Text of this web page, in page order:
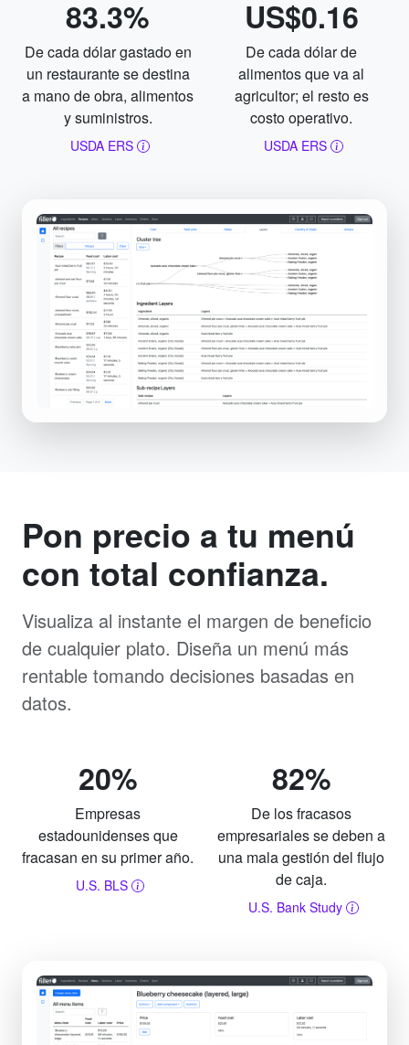
83.3%
De cada dólar gastado en
un restaurante se destina
a mano de obra, alimentos
y suministros.
USDA ERS
US$0.16
De cada dólar de
alimentos que va al
agricultor; el resto es
costo operativo.
USDA ERS
Pon precio a tu menú
con total confianza.
Visualiza al instante el margen de beneficio
de cualquier plato. Diseña un menú más
rentable tomando decisiones basadas en
datos.
20%
Empresas
estadounidenses que
fracasan en su primer año.
U.S. BLS
82%
De los fracasos
empresariales se deben a
una mala gestión del flujo
de caja.
U.S. Bank Study